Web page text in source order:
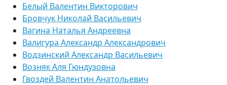
Белый Валентин Викторович
Бровчук Николай Васильевич
Вагина Наталья Андреевна
Валигура Александр Александрович
Водзинский Александр Васильевич
Возняк Аля Гюндузовна
Гвоздей Валентин Анатольевич